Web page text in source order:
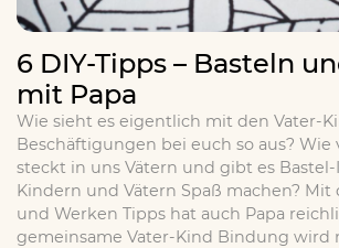
6 DIY-Tipps – Basteln
mit Papa
Wie sieht es eigentlich mit den Vater-
Beschäftigungen bei euch so aus? Wie
steckt in uns Vätern und gibt es Bastel-
Kindern und Vätern Spaß machen? Mit
und Werken Tipps hat auch Papa
gemeinsame Vater-Kind Bindung wird